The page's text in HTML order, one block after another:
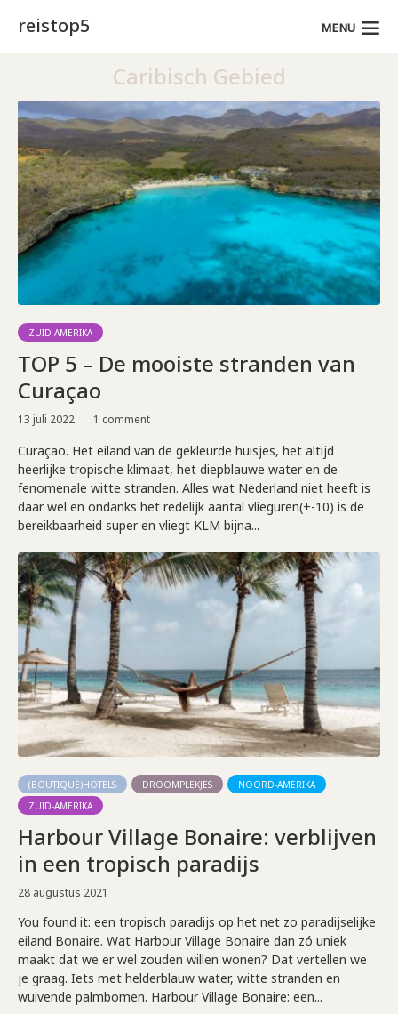
reistop5 MENU
Caribisch Gebied
ZUID-AMERIKA
TOP 5 – De mooiste stranden van
Curaçao
13 juli 2022 1 comment
Curaçao. Het eiland van de gekleurde huisjes, het altijd
heerlijke tropische klimaat, het diepblauwe water en de
fenomenale witte stranden. Alles wat Nederland niet heeft is
daar wel en ondanks het redelijk aantal vlieguren(+-10) is de
bereikbaarheid super en vliegt KLM bijna...
(BOUTIQUE)HOTELS DROOMPLEKJES
NOORD-AMERIKA
ZUID-AMERIKA
Harbour Village Bonaire: verblijven
in een tropisch paradijs
28 augustus 2021
You found it: een tropisch paradijs op het net zo paradijselijke
eiland Bonaire. Wat Harbour Village Bonaire dan zó uniek
maakt dat we er wel zouden willen wonen? Dat vertellen we
je graag. Iets met helderblauw water, witte stranden en
wuivende palmbomen. Harbour Village Bonaire: een...